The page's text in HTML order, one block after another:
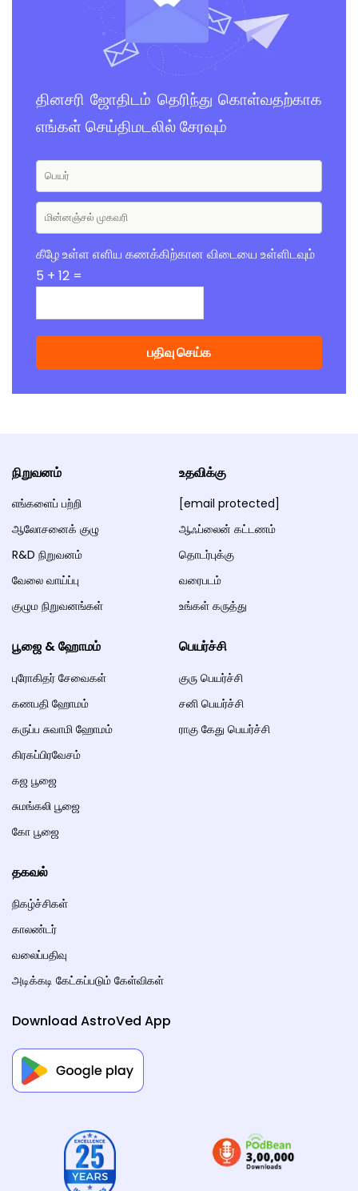
தினசரி ஜோதிடம் தெரிந்து கொள்வதற்காக
எங்கள் செய்திமடலில் சேரவும்
கீழே உள்ள எளிய கணக்கிற்கான விடையை உள்ளிடவும்
5 + 12 =
நிறுவனம்
எங்களைப் பற்றி
ஆலோசனைக் குழு
R&D நிறுவனம்
வேலை வாய்ப்பு
குழும நிறுவனங்கள்
உதவிக்கு
[email protected]
ஆஃப்லைன் கட்டணம்
தொடர்புக்கு
வரைபடம்
உங்கள் கருத்து
பூஜை & ஹோமம்
புரோகிதர் சேவைகள்
கணபதி ஹோமம்
கருப்ப சுவாமி ஹோமம்
கிரகப்பிரவேசம்
கஜ பூஜை
சுமங்கலி பூஜை
கோ பூஜை
பெயர்ச்சி
குரு பெயர்ச்சி
சனி பெயர்ச்சி
ராகு கேது பெயர்ச்சி
தகவல்
நிகழ்ச்சிகள்
காலண்டர்
வலைப்பதிவு
அடிக்கடி கேட்கப்படும் கேள்விகள்
Download AstroVed App